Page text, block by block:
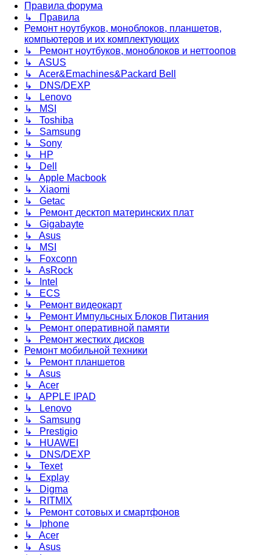
Правила форума
↳ Правила
Ремонт ноутбуков, моноблоков, планшетов,
компьютеров и их комплектующих
↳ Ремонт ноутбуков, моноблоков и неттоопов
↳ ASUS
↳ Acer&Emachines&Packard Bell
↳ DNS/DEXP
↳ Lenovo
↳ MSI
↳ Toshiba
↳ Samsung
↳ Sony
↳ HP
↳ Dell
↳ Apple Macbook
↳ Xiaomi
↳ Getac
↳ Ремонт десктоп материнских плат
↳ Gigabayte
↳ Asus
↳ MSI
↳ Foxconn
↳ AsRock
↳ Intel
↳ ECS
↳ Ремонт видеокарт
↳ Ремонт Импульсных Блоков Питания
↳ Ремонт оперативной памяти
↳ Ремонт жестких дисков
Ремонт мобильной техники
↳ Ремонт планшетов
↳ Asus
↳ Acer
↳ APPLE IPAD
↳ Lenovo
↳ Samsung
↳ Prestigio
↳ HUAWEI
↳ DNS/DEXP
↳ Texet
↳ Explay
↳ Digma
↳ RITMIX
↳ Ремонт сотовых и смартфонов
↳ Iphone
↳ Acer
↳ Asus